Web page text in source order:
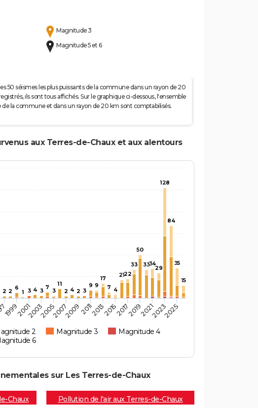
Magnitude 3
Magnitude 5 et 6
50 séismes les plus puissants de la commune dans un rayon de 20
ils sont tous affichés. Sur le graphique ci-dessous, l'ensemble
la commune et dans un rayon de 20 km sont comptabilisés.
aux Terres-de-Chaux et aux alentours
2 2 6
1 3 4 3 7 3
11
2 4 2 3
9 9
17
7 4
2122
33
50
3334
29
128
84
35
15
2 Magnitude 3
Magnitude 4
6
19992001200320052007200920112013201520172019202120232025
sur Les Terres-de-Chaux
Chaux Pollution de l'air aux Terres-de-Chaux